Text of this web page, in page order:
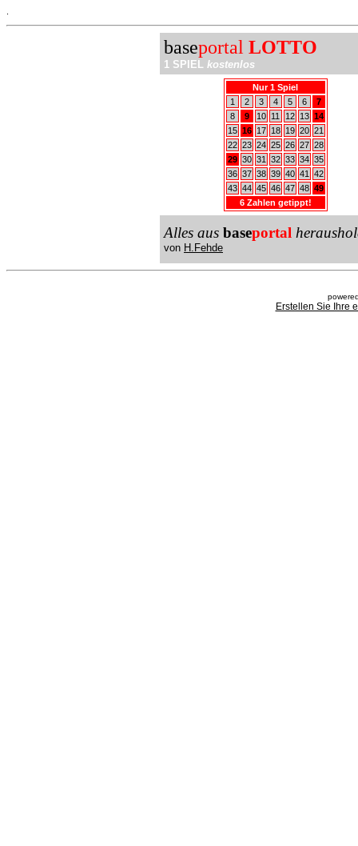
baseportal LOTTO
1 SPIEL kostenlos
Nur 1 Spiel
1
2 3 4 5 6
7
8
9 10 11 12 13 14
15 16 17 18 19 20 21
22 23 24 25 26 27 28
29 30 31 32 33 34 35
36 37 38 39 40 41
42
43 44 45 46 47 48 49
6 Zahlen getippt!
Alles aus baseportal
von H.Fehde
Erstellen Sie Ihre